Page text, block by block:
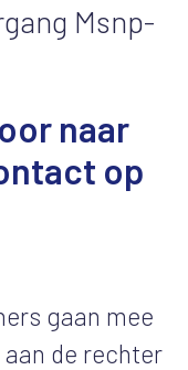
Msnp-
naar
op
gaan mee
de rechter